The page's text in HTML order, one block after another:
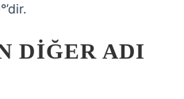
DIĞER ADI